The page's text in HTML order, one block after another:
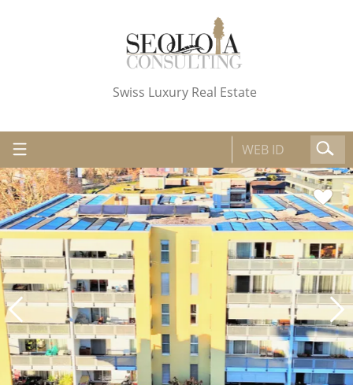
Swiss Luxury Real Estate